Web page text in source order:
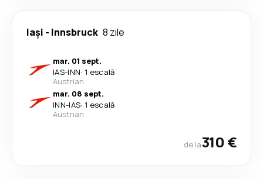
Iași - Innsbruck 8 zile
mar. 01 sept.
IAS-INN· 1 escală
Austrian
mar. 08 sept.
INN-IAS· 1 escală
Austrian
de la310 €